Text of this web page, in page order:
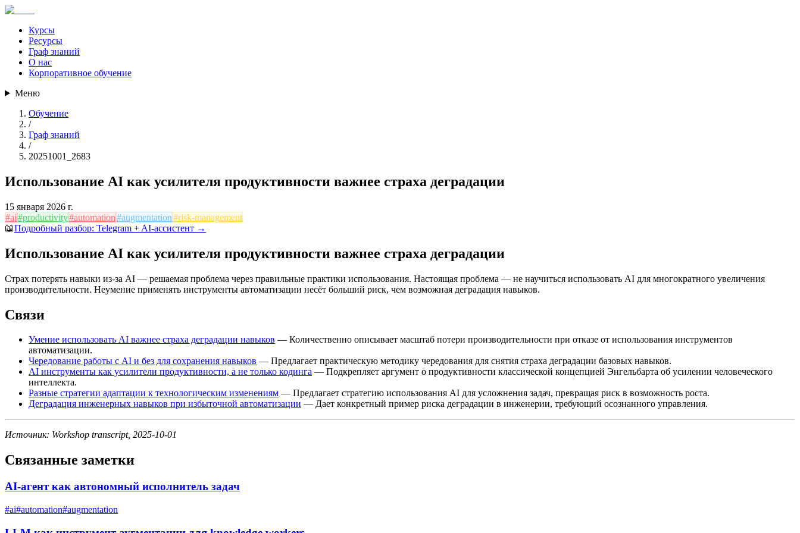
Курсы
Ресурсы
Граф знаний
О нас
Корпоративное обучение
Меню
Обучение
/
Граф знаний
/
20251001_2683
Использование AI как усилителя продуктивности важнее страха деградации
15 января 2026 г.
#ai#productivity#automation#augmentation#risk-management
📖Подробный разбор: Telegram + AI-ассистент →
Использование AI как усилителя продуктивности важнее страха деградации
Страх потерять навыки из-за AI — решаемая проблема через правильные практики использования. Настоящая проблема — не научиться использовать AI для многократного увеличения
производительности. Неумение применять инструменты автоматизации несёт больший риск, чем возможная деградация навыков.
Связи
Умение использовать AI важнее страха деградации навыков — Количественно описывает масштаб потери производительности при отказе от использования инструментов
автоматизации.
Чередование работы с AI и без для сохранения навыков — Предлагает практическую методику чередования для снятия страха деградации базовых навыков.
AI инструменты как усилители продуктивности, а не только кодинга — Подкрепляет аргумент о продуктивности классической концепцией Энгельбарта об усилении человеческого
интеллекта.
Разные стратегии адаптации к технологическим изменениям — Предлагает стратегию использования AI для усложнения задач, превращая риск в возможность роста.
Деградация инженерных навыков при избыточной автоматизации — Дает конкретный пример риска деградации в инженерии, требующий осознанного управления.
Источник: Workshop transcript, 2025-10-01
Связанные заметки
AI-агент как автономный исполнитель задач
#ai#automation#augmentation